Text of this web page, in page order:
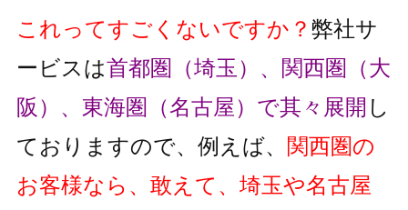
これってすごくないですか？ 弊社サ
ービスは首都圏（埼玉）、関西圏（大
阪）、東海圏（名古屋）で其々展開 し
ておりますので、例えば、 関西圏の
お客様なら、敢えて、埼玉や名古屋